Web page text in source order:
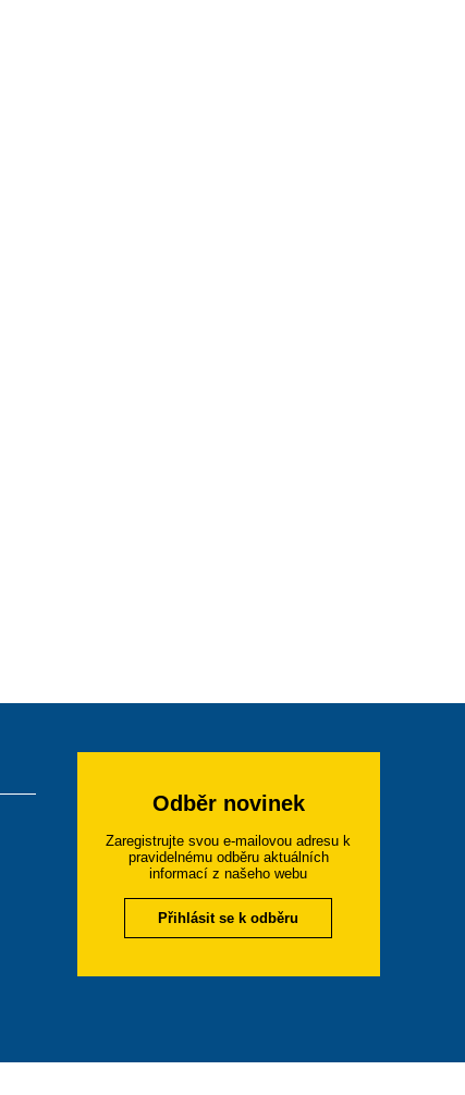
Odběr novinek
Zaregistrujte svou e-mailovou adresu k
pravidelnému odběru aktuálních
informací z našeho webu
Přihlásit se k odběru